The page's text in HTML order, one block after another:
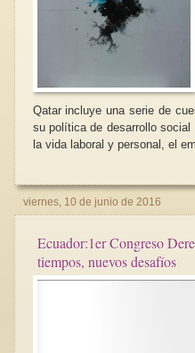
Qatar incluye una serie de
su política de desarrollo
la vida laboral y personal, el
viernes, 10 de junio de 2016
Ecuador:1er Congreso Derechos Humanos. Nuevos
tiempos, nuevos desafíos
Hablando de feminización,
desfeminización y feminidad
El enorme crecimiento del
movimiento feminista a nivel